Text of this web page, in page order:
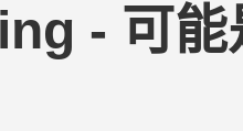
- 可能